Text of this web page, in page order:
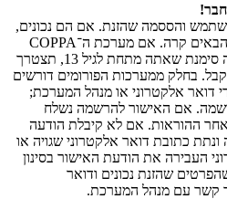
והססמה שהזנת. אם הם נכונים,
אז כנראה ואת מהדברים הבאים קרה. אם מערכת ה־COPPA
פועלת במערכת ובהרשמה סימנת שאתה מתחת לגיל 13, תצטרך
בחלק ממערכות הפורומים דורשים
דואר אלקטרוני או מנהל המערכת;
אם האישור להרשמה נשלח
ההוראות. אם לא קיבלת הודעה
כתובת דואר אלקטרוני שגויה או
העבירה את הודעת האישור בסינון
שהזנת נכונים ודואר
קשר עם מנהל המערכת.